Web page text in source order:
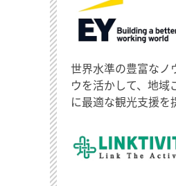
世界水準の豊富なノ
ウを活かして、地域
に最適な観光支援を